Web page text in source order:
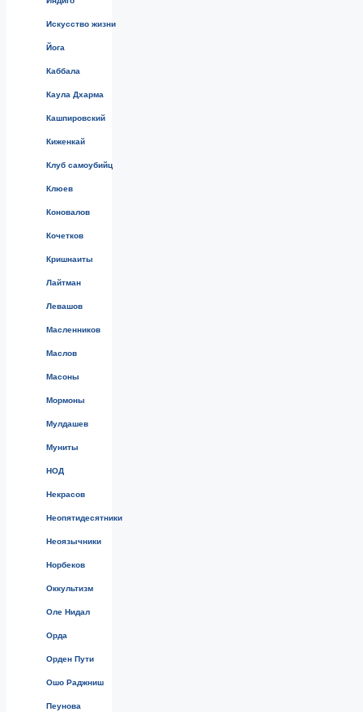
Искусство жизни
Йога
Каббала
Каула Дхарма
Кашпировский
Киженкай
Клуб самоубийц
Клюев
Коновалов
Кочетков
Кришнаиты
Лайтман
Левашов
Масленников
Маслов
Масоны
Мормоны
Мулдашев
Муниты
НОД
Некрасов
Неопятидесятники
Неоязычники
Норбеков
Оккультизм
Оле Нидал
Орда
Орден Пути
Ошо Раджниш
Пеунова